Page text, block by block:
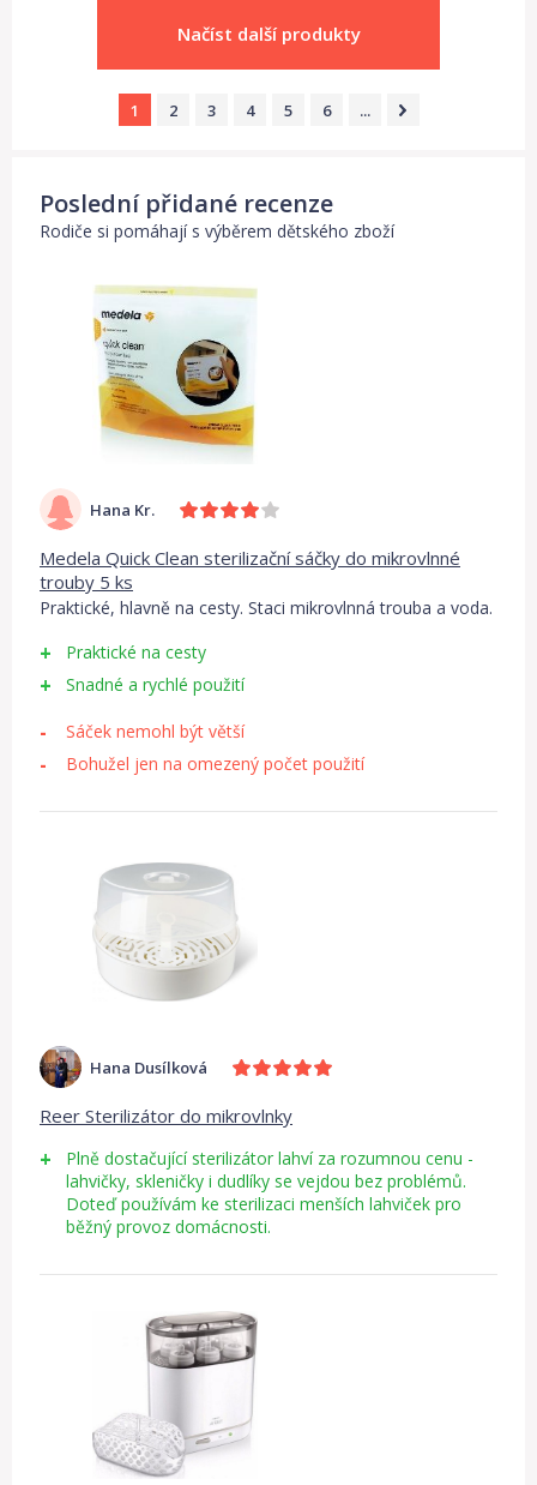
Načíst další produkty
1 2 3 4 5 6 ...
Poslední přidané recenze
Rodiče si pomáhají s výběrem dětského zboží
Hana Kr.
Medela Quick Clean sterilizační sáčky do mikrovlnné
trouby 5 ks
Praktické, hlavně na cesty. Staci mikrovlnná trouba a voda.
Praktické na cesty
Snadné a rychlé použití
Sáček nemohl být větší
Bohužel jen na omezený počet použití
Hana Dusílková
Reer Sterilizátor do mikrovlnky
Plně dostačující sterilizátor lahví za rozumnou cenu -
lahvičky, skleničky i dudlíky se vejdou bez problémů.
Doteď používám ke sterilizaci menších lahviček pro
běžný provoz domácnosti.